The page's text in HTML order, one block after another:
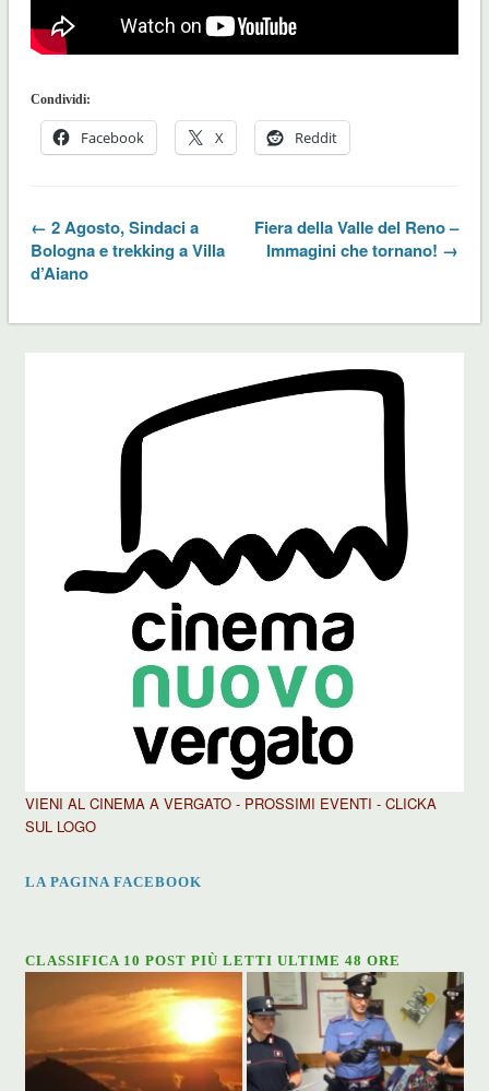
Condividi:
Facebook X Reddit
← 2 Agosto, Sindaci a
Bologna e trekking a Villa
d’Aiano
Fiera della Valle del Reno –
Immagini che tornano! →
VIENI AL CINEMA A VERGATO - PROSSIMI EVENTI - CLICKA
SUL LOGO
LA PAGINA FACEBOOK
CLASSIFICA 10 POST PIÙ LETTI ULTIME 48 ORE